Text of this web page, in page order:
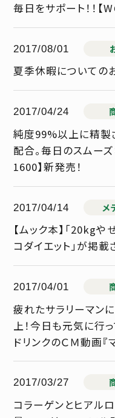
毎日をサポート！！【
2017/08/01
夏季休暇についての
2017/04/24
純度99%以上に精製
配合。毎日のスムー
1600】新発売！
2017/04/14 メ
【ムック本】「20kgや
コダイエット」が掲載
2017/04/01
疲れたサラリーマン
上！今日も元気に行
ドリンクのＣＭ動画
2017/03/27
コラーゲンとヒアル